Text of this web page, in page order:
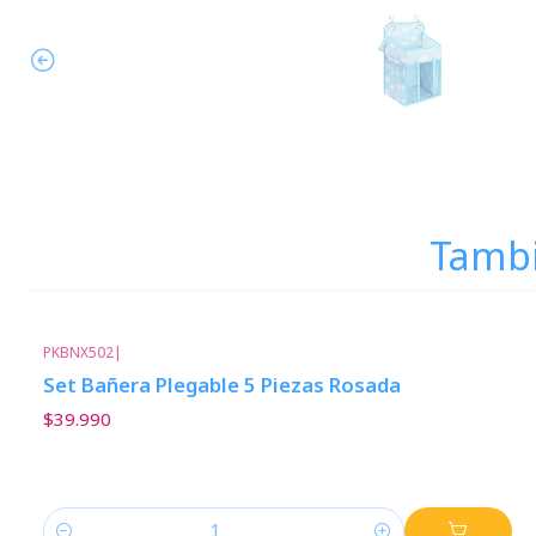
PKBNX502|
Set Bañera Plegable 5 Piezas Rosada
$39.990